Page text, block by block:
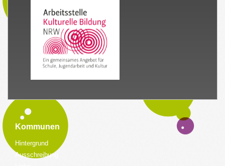
Kommunen
Hintergrund
Ausschreibung